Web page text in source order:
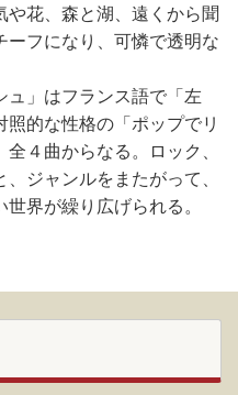
花、森と湖、遠くから聞
ーフになり、可憐で透明な
ュ」はフランス語で「左
的な性格の「ポップでリ
４曲からなる。ロック、
ジャンルをまたがって、
世界が繰り広げられる。